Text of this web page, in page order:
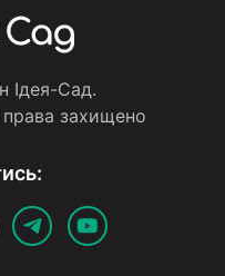
Iдея-Сад.
захищено